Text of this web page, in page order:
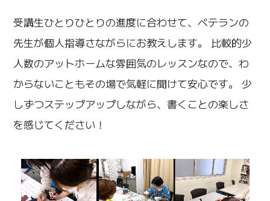
受講生ひとりひとりの進度に合わせて、ベテランの
先生が個人指導さながらにお教えします。 比較的少
人数のアットホームな雰囲気のレッスンなので、わ
からないこともその場で気軽に聞けて安心です。 少
しずつステップアップしながら、書くことの楽しさ
を感じてください！